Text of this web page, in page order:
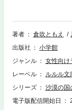
者”頭領のザクロが
救えるか！※この作
ます。
著者
倉吹ともえ
出版社
小学館
ジャンル
女性向け
レーベル
ルルル文
シリーズ
沙漠の国
電子版配信開始日